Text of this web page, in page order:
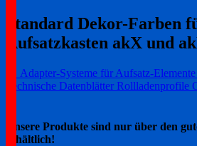
Standard Dekor-Farben
Aufsatzkasten akX und
Post
navigation
Adapter-Systeme für Aufsatz-
Technische Datenblätter Rollladenprofile
Unsere Produkte sind nur über den
erhältlich!